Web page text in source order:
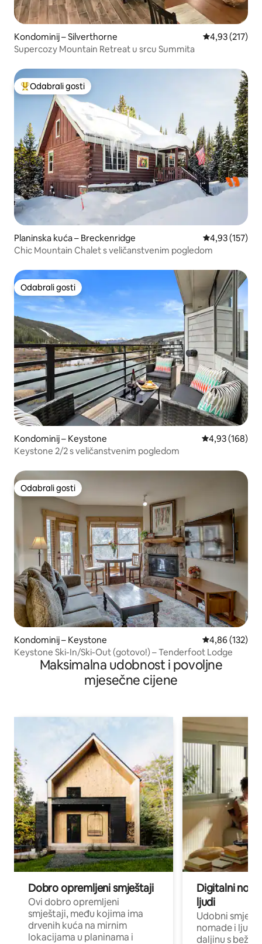
Kondominij – Silverthorne Prosječna
4,93 (217)
Supercozy Mountain Retreat u srcu Summita
Među najviše rangiranima s oznakom „Odabrali gosti”
Odabrali gosti
Planinska kuća – Breckenridge Prosječna
4,93 (157)
Chic Mountain Chalet s veličanstvenim pogledom
Odabrali gosti
Odabrali gosti
Kondominij – Keystone Prosječna
4,93 (168)
Keystone 2/2 s veličanstvenim pogledom
Odabrali gosti
Odabrali gosti
Kondominij – Keystone Prosječna
4,86 (132)
Keystone Ski-In/Ski-Out (gotovo!) – Tenderfoot Lodge
Maksimalna udobnost i povoljne
mjesečne cijene
Dobro opremljeni smještaji
Ovi dobro opremljeni
smještaji, među kojima ima
drvenih kuća na mirnim
lokacijama u planinama i
Digitalni
ljudi
Udobni
nomade i ljude
daljinu s